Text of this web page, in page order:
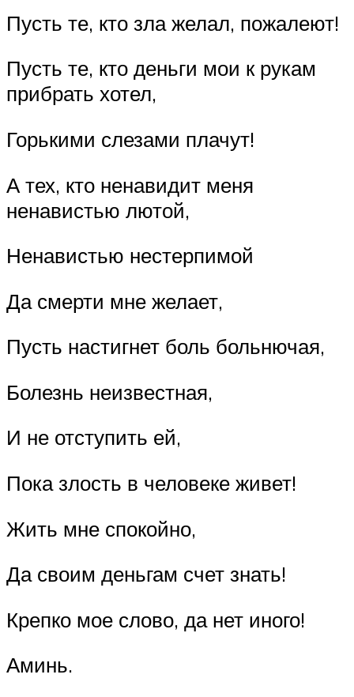
Пусть те, кто зла желал, пожалеют!
Пусть те, кто деньги мои к рукам
прибрать хотел,
Горькими слезами плачут!
А тех, кто ненавидит меня
ненавистью лютой,
Ненавистью нестерпимой
Да смерти мне желает,
Пусть настигнет боль больнючая,
Болезнь неизвестная,
И не отступить ей,
Пока злость в человеке живет!
Жить мне спокойно,
Да своим деньгам счет знать!
Крепко мое слово, да нет иного!
Аминь.